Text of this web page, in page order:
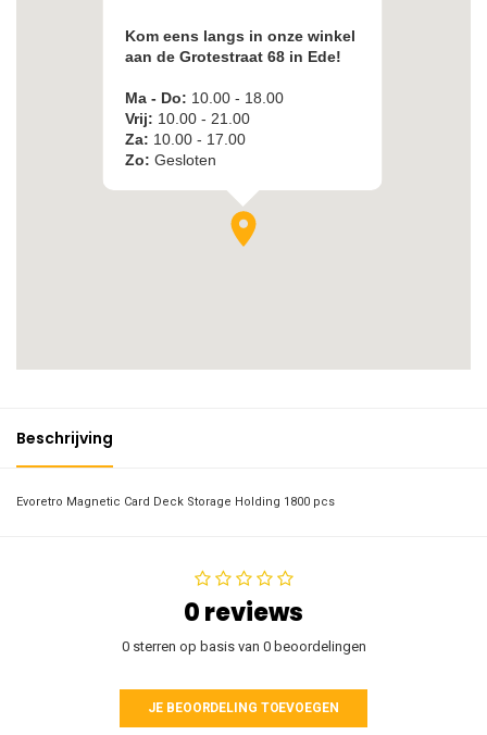
Beschrijving
Evoretro Magnetic Card Deck Storage Holding 1800 pcs
0 reviews
0 sterren op basis van 0 beoordelingen
JE BEOORDELING TOEVOEGEN